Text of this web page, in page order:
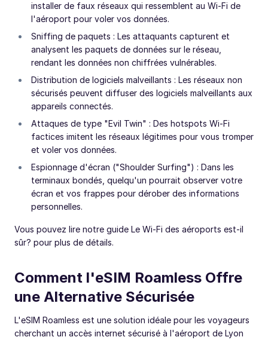
installer de faux réseaux qui ressemblent au Wi-Fi de
l'aéroport pour voler vos données.
Sniffing de paquets : Les attaquants capturent et
analysent les paquets de données sur le réseau,
rendant les données non chiffrées vulnérables.
Distribution de logiciels malveillants : Les réseaux non
sécurisés peuvent diffuser des logiciels malveillants aux
appareils connectés.
Attaques de type "Evil Twin" : Des hotspots Wi-Fi
factices imitent les réseaux légitimes pour vous tromper
et voler vos données.
Espionnage d'écran ("Shoulder Surfing") : Dans les
terminaux bondés, quelqu'un pourrait observer votre
écran et vos frappes pour dérober des informations
personnelles.
Vous pouvez lire notre guide Le Wi-Fi des aéroports est-il
sûr? pour plus de détails.
Comment l'eSIM Roamless Offre
une Alternative Sécurisée
L'eSIM Roamless est une solution idéale pour les voyageurs
cherchant un accès internet sécurisé à l'aéroport de Lyon